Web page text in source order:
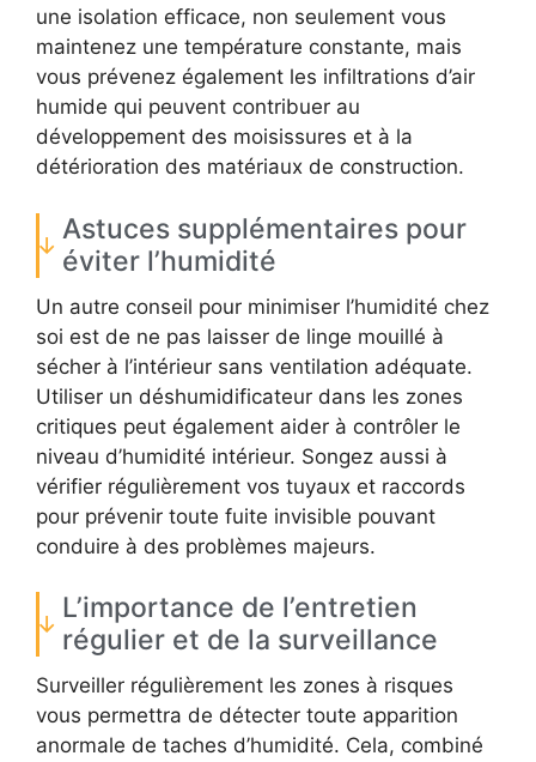
une isolation efficace, non seulement vous
maintenez une température constante, mais
vous prévenez également les infiltrations d’air
humide qui peuvent contribuer au
développement des moisissures et à la
détérioration des matériaux de construction.
Astuces supplémentaires pour
éviter l’humidité
Un autre conseil pour minimiser l’humidité chez
soi est de ne pas laisser de linge mouillé à
sécher à l’intérieur sans ventilation adéquate.
Utiliser un déshumidificateur dans les zones
critiques peut également aider à contrôler le
niveau d’humidité intérieur. Songez aussi à
vérifier régulièrement vos tuyaux et raccords
pour prévenir toute fuite invisible pouvant
conduire à des problèmes majeurs.
L’importance de l’entretien
régulier et de la surveillance
Surveiller régulièrement les zones à risques
vous permettra de détecter toute apparition
anormale de taches d’humidité. Cela, combiné